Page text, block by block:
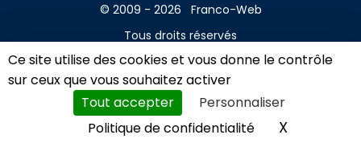
Ce site utilise des cookies et vous donne le contrôle
sur ceux que vous souhaitez activer
Tout accepter
Personnaliser
Politique de confidentialité
XMasquer
© 2009 - 2026
Franco-Web
Tous droits réservés
Contact
Mentions légales
A propos